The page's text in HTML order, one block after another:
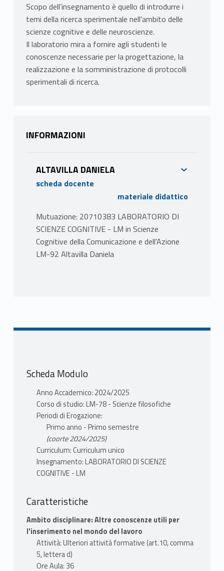
Scopo dell’insegnamento è quello di introdurre i
temi della ricerca sperimentale nell'ambito delle
scienze cognitive e delle neuroscienze.
Il laboratorio mira a fornire agli studenti le
conoscenze necessarie per la progettazione, la
realizzazione e la somministrazione di protocolli
sperimentali di ricerca.
INFORMAZIONI
ALTAVILLA DANIELA
scheda docente
materiale didattico
Mutuazione: 20710383 LABORATORIO DI
SCIENZE COGNITIVE - LM in Scienze
Cognitive della Comunicazione e dell'Azione
LM-92 Altavilla Daniela
Obbligatoria (max 3 assenze)
MODALITÀ VALUTAZIONE
Presentazione progetto e prova scritta con
domande a risposta multipla
Scheda Modulo
Anno Accademico: 2024/2025
Corso di studio: LM-78 - Scienze filosofiche
Periodi di Erogazione:
Primo anno - Primo semestre
(coorte 2024/2025)
Curriculum: Curriculum unico
Insegnamento: LABORATORIO DI SCIENZE
COGNITIVE - LM
Caratteristiche
Ambito disciplinare: Altre conoscenze utili per
l'inserimento nel mondo del lavoro
Attività: Ulteriori attività formative (art.10, comma
5, lettera d)
Ore Aula: 36